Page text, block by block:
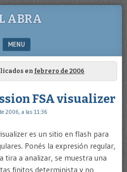
ABRA
MENU
en febrero de 2006
FSA visualizer
2006, a las 11:36
es un sitio en flash para
Ponés la expresión regular,
tira a analizar, se muestra una
finitos determinista y no